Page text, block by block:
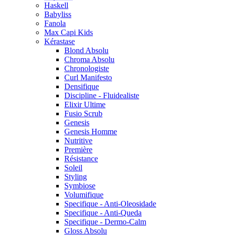
Haskell
Babyliss
Fanola
Max Capi Kids
Kérastase
Blond Absolu
Chroma Absolu
Chronologiste
Curl Manifesto
Densifique
Discipline - Fluidealiste
Elixir Ultime
Fusio Scrub
Genesis
Genesis Homme
Nutritive
Première
Résistance
Soleil
Styling
Symbiose
Volumifique
Specifique - Anti-Oleosidade
Specifique - Anti-Queda
Specifique - Dermo-Calm
Gloss Absolu